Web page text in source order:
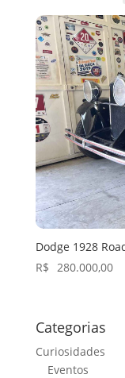
Dodge 1928
R$
280.000,00
Categorias
Curiosidades
Eventos